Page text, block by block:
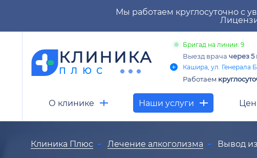
Мы работаем круглосуточно с
КЛИНИКА
ПЛЮС
Бригад на линии: 9
Выезд врача через 5
Кашира, ул. Генерала
Работаем
О клинике Наши услуги
Клиника Плюс Лечение алкоголизма Вывод